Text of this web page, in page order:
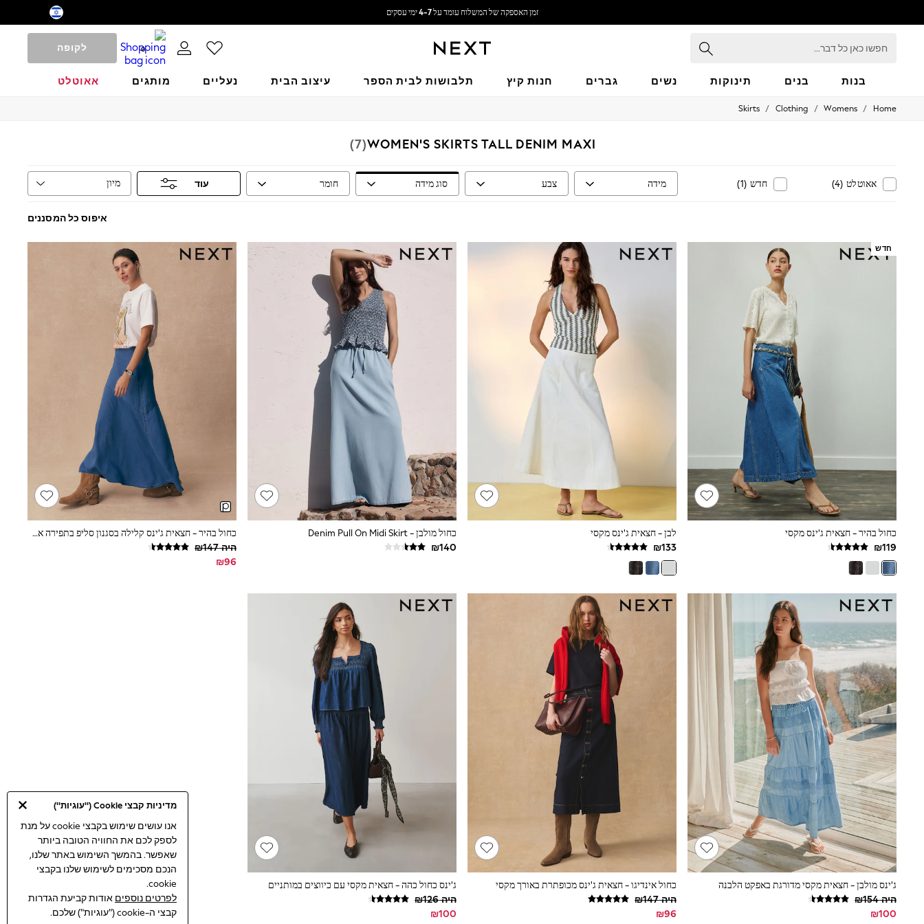
משלוח חינם בקנייה מעל 199 ₪*
משלוח מבריטניה.
כאן
0 לקופה
בנות בנים תינוקות נשים גברים חנות קיץ תלבושות לבית הספר עיצוב הבית נעליים מותגים אאוטלט
מדיניות קבצי Cookie ("עוגיות")
אנו עושים שימוש בקבצי cookie על מנת
לספק לכם את החוויה הטובה ביותר
שאפשר. בהמשך השימוש באתר שלנו,
הנכם מסכימים לשימוש שלנו בקבצי
cookie.
לפרטים נוספים אודות קביעת הגדרות
קבצי ה-cookie ("עוגיות") שלכם.
GIRLS
140 - 174cm
Bodysuits & Vests
Coats & Jackets
Jumpsuits & Playsuits
Nightwear & Pyjamas
Pants & Leggings
Occasion & Party
Shirts & Blouses
Shorts & Skirts
Sweatshirts & Hoodies
Swimwear
Tops & T-shirts
Tracksuits
The Pink Edit
Fruit Prints
Holiday Shop
Flower Girl & Bridesmaid Outfits
Toy Story
THE SET
Shop All Footwear
Baby & Toddler
Boots
Half Sizes
School Shoes
Slippers
Sneakers & Pumps
Wide Fit
Wellies
Tops
Dresses
Shorts
Skirts
Rash Vests
Sun Safe Swimwear
Sun Hats & Caps
New in
Summer Dresses
Occasion and Party Dresses
Floral Dresses
Sequin Dresses
Short Sleeve Dresses
Longsleeve Dresses
100% Cotton Dresses
Gilets
Home
/
Womens
/
Clothing
/
Skirts
WOMEN'S SKIRTS TALL DENIM MAXI
(7)
אאוטלט (
4
) חדש (
1
) מידה צבע סוג מידה חומר עוד מיון
איפוס כל המסננים
חדש
כחול בהיר - חצאית ג'ינס מקסי
לבן - חצאית ג'ינס מקסי
כחול מולבן - Denim Pull On Midi Skirt
כחול בהיר - חצאית ג'ינס קלילה בסגנון סליפ בתפירה אסימטרית
היה ‏147‏₪
ג'ינס מולבן - חצאית מקסי מדורגת באפקט הלבנה
היה ‏154‏₪
כחול אינדיגו - חצאית ג'ינס מכופתרת באורך מקסי
היה ‏147‏₪
ג'ינס כחול כהה - חצאית מקסי עם כיווצים במותניים
היה ‏126‏₪